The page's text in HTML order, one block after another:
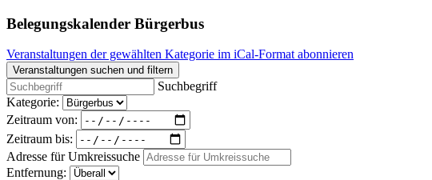
Belegungskalender Bürgerbus
Veranstaltungen der gewählten Kategorie im iCal-Format abonnieren
Veranstaltungen suchen und filtern
Suchbegriff
Kategorie:
Zeitraum von:
Zeitraum bis:
Adresse für Umkreissuche
Entfernung: